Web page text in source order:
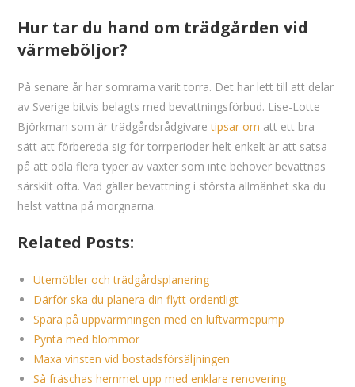
Hur tar du hand om trädgården vid
värmeböljor?
På senare år har somrarna varit torra. Det har lett till att delar
av Sverige bitvis belagts med bevattningsförbud. Lise-Lotte
Björkman som är trädgårdsrådgivaretipsar om att ett bra
sätt att förbereda sig för torrperioder helt enkelt är att satsa
på att odla flera typer av växter som inte behöver bevattnas
särskilt ofta. Vad gäller bevattning i största allmänhet ska du
helst vattna på morgnarna.
Related Posts:
Utemöbler och trädgårdsplanering
Därför ska du planera din flytt ordentligt
Spara på uppvärmningen med en luftvärmepump
Pynta med blommor
Maxa vinsten vid bostadsförsäljningen
Så fräschas hemmet upp med enklare renovering